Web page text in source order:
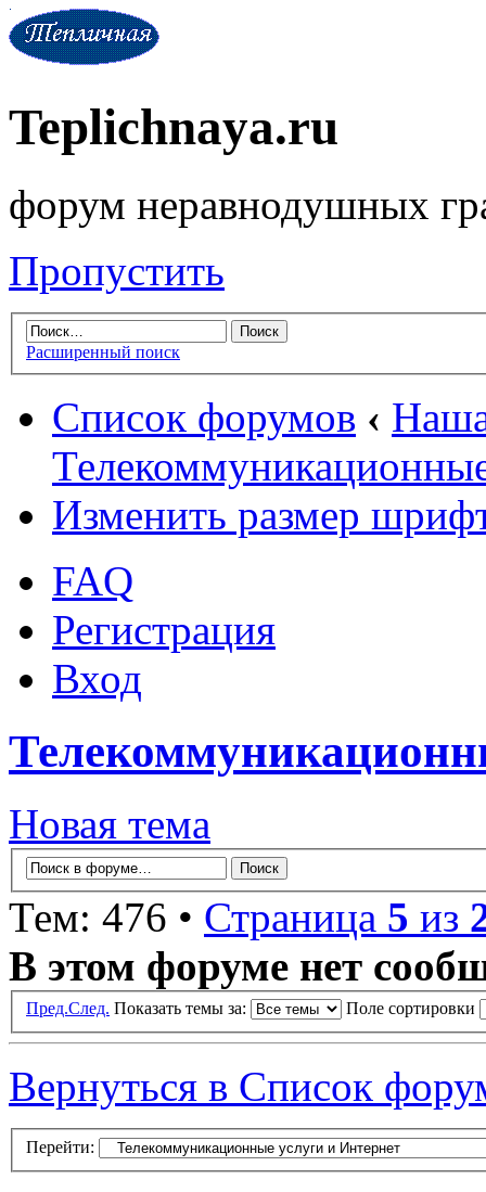
Teplichnaya.ru
форум неравнодушных
Пропустить
Расширенный поиск
Список форумов ‹
Изменить размер
FAQ
Регистрация
Вход
Новая тема
Тем: 476 • Страница 5 из
В этом форуме нет
Пред.След. Показать темы за: Поле сортировки
Вернуться в Список
Перейти: